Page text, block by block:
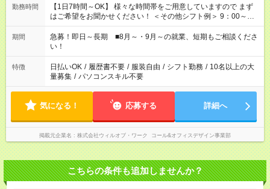
勤務時間
【1日7時間～OK】 様々な時間帯をご用意していますので まず
はご希望をお聞かせください！ ＜その他シフト例＞ 9：00～
17：00 11：00～20：00 などなど！その他のお時間もOKです！
期間
急募！即日～長期 ■8月～・9月～の就業、短期もご相談くださ
い！
特徴 日払いOK / 履歴書不要 / 服装自由 / シフト勤務 / 10名以上の大
量募集 / パソコンスキル不要
気になる！ 応募する 詳細へ
掲載元企業名 株式会社ウィルオブ・ワーク コール&オフィスデザイン事業部
こちらの条件も追加しませんか？